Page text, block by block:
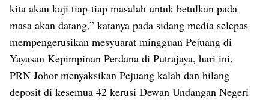
kita akan kaji tiap-tiap masalah untuk betulkan pada
masa akan datang,” katanya pada sidang media selepas
mempengerusikan mesyuarat mingguan Pejuang di
Yayasan Kepimpinan Perdana di Putrajaya, hari ini.
PRN Johor menyaksikan Pejuang kalah dan hilang
deposit di kesemua 42 kerusi Dewan Undangan Negeri